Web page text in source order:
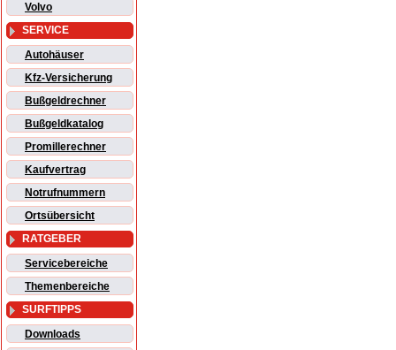
Volvo
SERVICE
Autohäuser
Kfz-Versicherung
Bußgeldrechner
Bußgeldkatalog
Promillerechner
Kaufvertrag
Notrufnummern
Ortsübersicht
RATGEBER
Servicebereiche
Themenbereiche
SURFTIPPS
Downloads